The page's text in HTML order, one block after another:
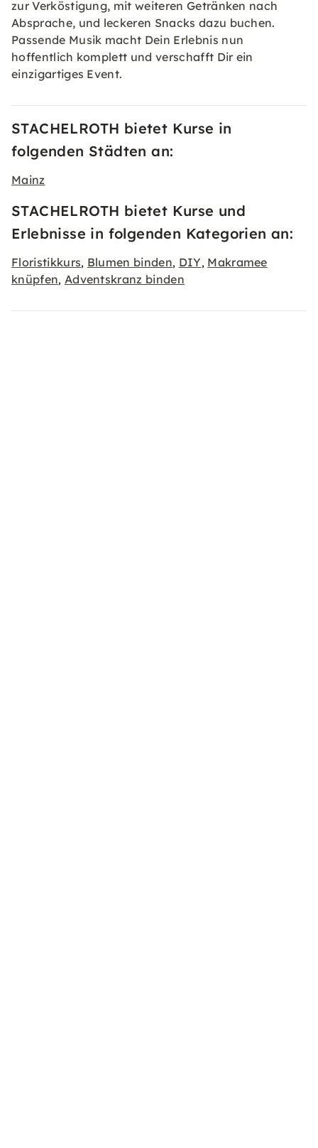
zur Verköstigung, mit weiteren Getränken nach
Absprache, und leckeren Snacks dazu buchen.
Passende Musik macht Dein Erlebnis nun
hoffentlich komplett und verschafft Dir ein
einzigartiges Event.
STACHELROTH bietet Kurse in
folgenden Städten an:
Mainz
STACHELROTH bietet Kurse und
Erlebnisse in folgenden Kategorien an:
Floristikkurs, Blumen binden, DIY, Makramee
knüpfen, Adventskranz binden